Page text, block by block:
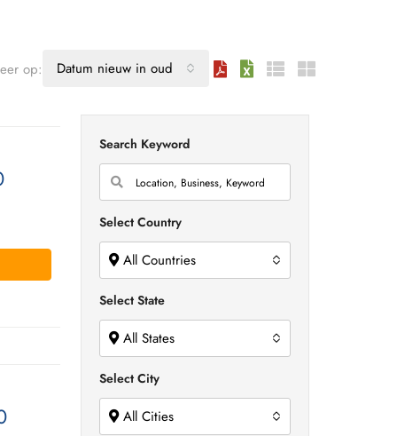
op: Datum nieuw in oud
Search Keyword
Select Country
All Countries
Select State
All States
Select City
All Cities